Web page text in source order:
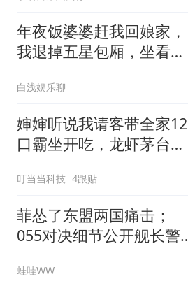
年夜饭婆婆赶我回娘家，
我退掉五星包厢，坐看他
白浅娱乐聊
婶婶听说我请客带全家12
口霸坐开吃，龙虾茅台点
叮当当科技 4跟贴
菲怂了东盟两国痛击；
055对决细节公开舰长警
冰｜辣晚报20260805
蛙哇WW